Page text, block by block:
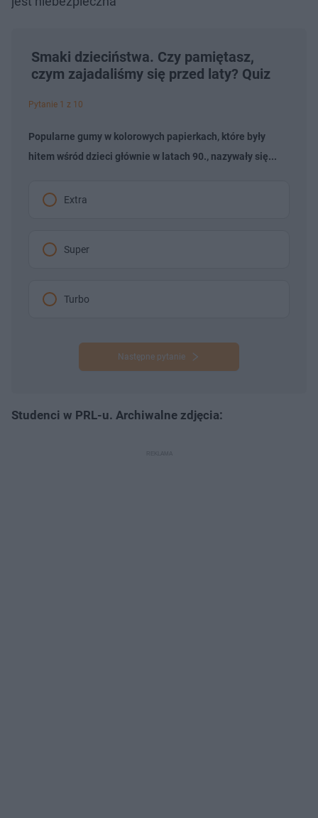
Smaki dzieciństwa. Czy pamiętasz,
czym zajadaliśmy się przed laty? Quiz
Pytanie 1 z 10
Popularne gumy w kolorowych papierkach, które były
hitem wśród dzieci głównie w latach 90., nazywały się...
Extra
Super
Turbo
Następne pytanie
Studenci w PRL-u. Archiwalne zdjęcia: